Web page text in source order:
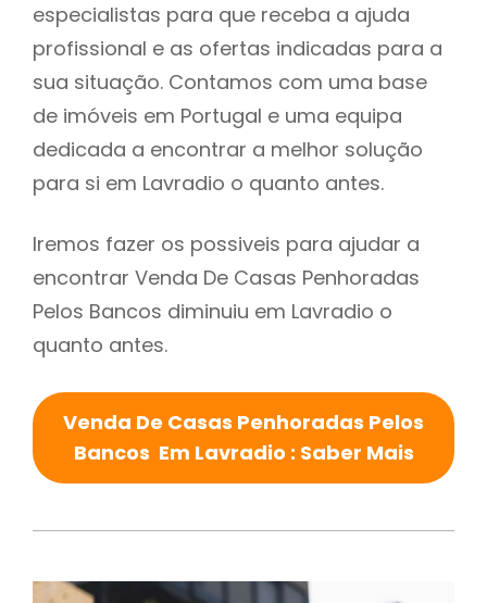
especialistas para que receba a ajuda
profissional e as ofertas indicadas para a
sua situação. Contamos com uma base
de imóveis em Portugal e uma equipa
dedicada a encontrar a melhor solução
para si em Lavradio o quanto antes.
Iremos fazer os possiveis para ajudar a
encontrar Venda De Casas Penhoradas
Pelos Bancos diminuiu em Lavradio o
quanto antes.
Venda De Casas Penhoradas Pelos
Bancos Em Lavradio : Saber Mais